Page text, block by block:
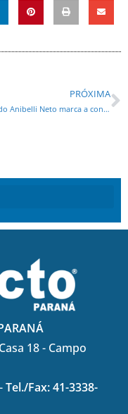
PRÓXIMA
Deputado Anibelli Neto marca a convenção Estadual do MDB para o dia 26 de julho!
18 - Campo
Tel./Fax: 41-3338-